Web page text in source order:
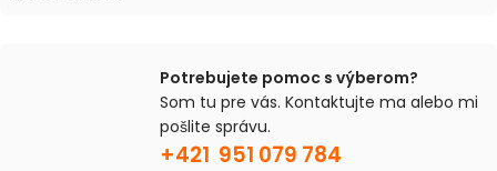
Potrebujete pomoc s výberom?
Som tu pre vás. Kontaktujte ma alebo mi
pošlite správu.
+421 951 079 784